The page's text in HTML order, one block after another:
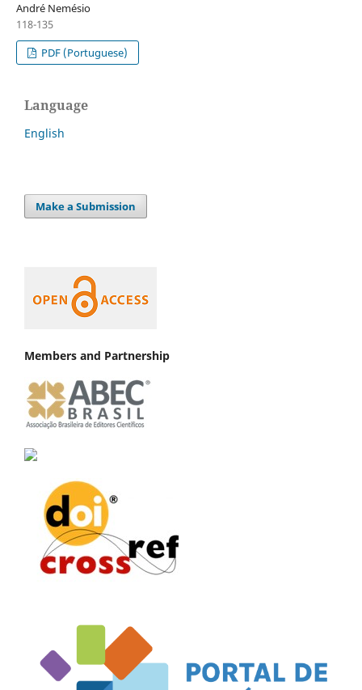
André Nemésio
118-135
PDF (Portuguese)
Language
English
Make a Submission
Members and Partnership